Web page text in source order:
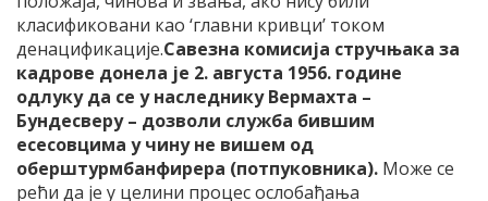
класификовани као ‘главни кривци’ током
денацификације.Савезна комисија стручњака за
кадрове донела је 2. августа 1956. године
одлуку да се у наследнику Вермахта –
Бундесверу – дозволи служба бившим
есесовцима у чину не вишем од
оберштурмбанфирера (потпуковника). Може се
рећи да је у целини процес ослобађања